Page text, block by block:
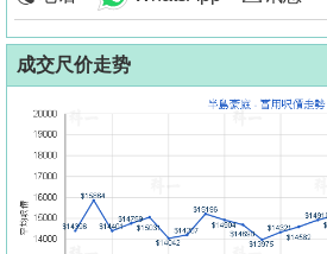
成交尺价走势